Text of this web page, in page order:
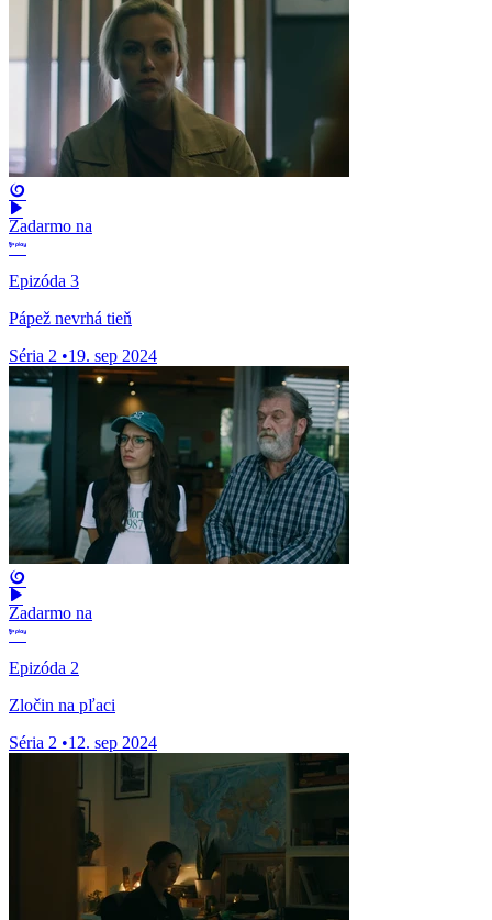
Zadarmo na
Epizóda 3
Pápež nevrhá tieň
Séria 2 •19. sep 2024
Zadarmo na
Epizóda 2
Zločin na pľaci
Séria 2 •12. sep 2024